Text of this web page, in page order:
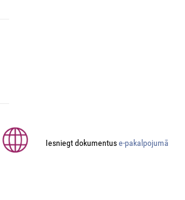
Iesniegt dokumentuse-pakalpojumā